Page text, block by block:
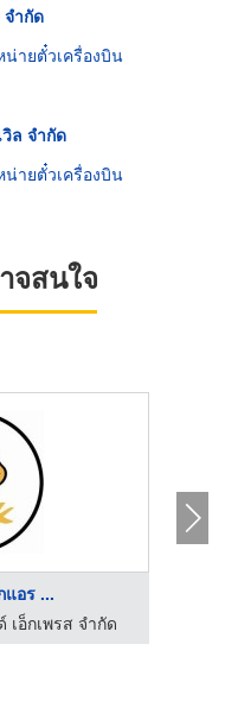
ำกัด
ายตั๋วเครื่องบิน
ล จำกัด
ายตั๋วเครื่องบิน
สนใจ
แอร ...
อ็กเพรส จำกัด